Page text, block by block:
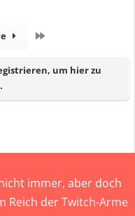
um hier zu
immer, aber doch
Reich der Twitch-Arme